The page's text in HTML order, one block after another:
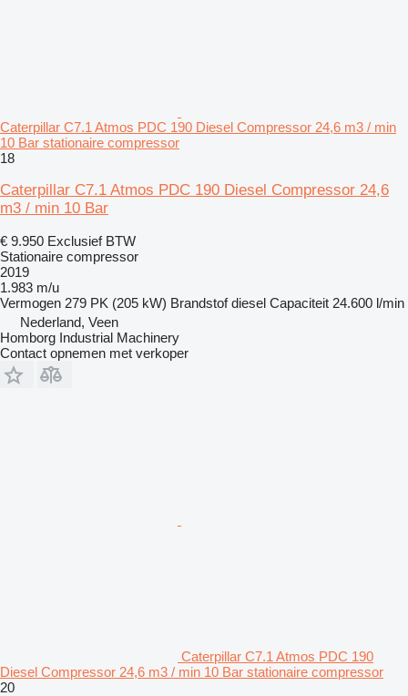
Caterpillar C7.1 Atmos PDC 190 Diesel Compressor 24,6 m3 / min
10 Bar stationaire compressor
18
Caterpillar C7.1 Atmos PDC 190 Diesel Compressor 24,6
m3 / min 10 Bar
€ 9.950 Exclusief BTW
Stationaire compressor
2019
1.983 m/u
Vermogen 279 PK (205 kW) Brandstof diesel Capaciteit 24.600 l/min
Nederland, Veen
Homborg Industrial Machinery
Contact opnemen met verkoper
Caterpillar C7.1 Atmos PDC 190
Diesel Compressor 24,6 m3 / min 10 Bar stationaire compressor
20